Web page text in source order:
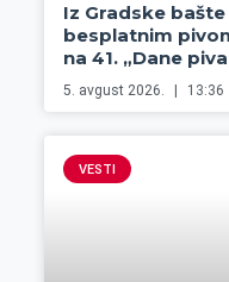
Iz Gradske
besplatnim
na 41. „Dane
5. avgust 2026. 13:36
VESTI